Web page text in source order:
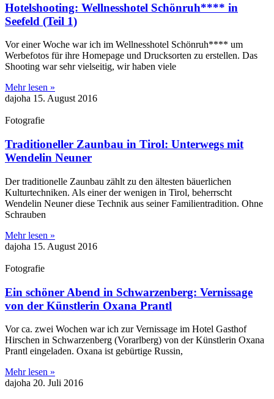
Hotelshooting: Wellnesshotel Schönruh**** in
Seefeld (Teil 1)
Vor einer Woche war ich im Wellnesshotel Schönruh**** um
Werbefotos für ihre Homepage und Drucksorten zu erstellen. Das
Shooting war sehr vielseitig, wir haben viele
Mehr lesen »
dajoha 15. August 2016
Fotografie
Traditioneller Zaunbau in Tirol: Unterwegs mit
Wendelin Neuner
Der traditionelle Zaunbau zählt zu den ältesten bäuerlichen
Kulturtechniken. Als einer der wenigen in Tirol, beherrscht
Wendelin Neuner diese Technik aus seiner Familientradition. Ohne
Schrauben
Mehr lesen »
dajoha 15. August 2016
Fotografie
Ein schöner Abend in Schwarzenberg: Vernissage
von der Künstlerin Oxana Prantl
Vor ca. zwei Wochen war ich zur Vernissage im Hotel Gasthof
Hirschen in Schwarzenberg (Vorarlberg) von der Künstlerin Oxana
Prantl eingeladen. Oxana ist gebürtige Russin,
Mehr lesen »
dajoha 20. Juli 2016